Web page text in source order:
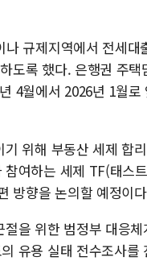
규제지역에서 전세
도록 했다. 은행권 주
4월에서 2026년 1월
위해 부동산 세제 합
참여하는 세제 TF(태스
방향을 논의할 예정이
을 위한 범정부 대응
유용 실태 전수조사